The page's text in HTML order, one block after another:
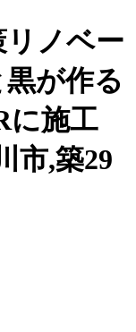
リノベー
が作る
に施工
市,築29